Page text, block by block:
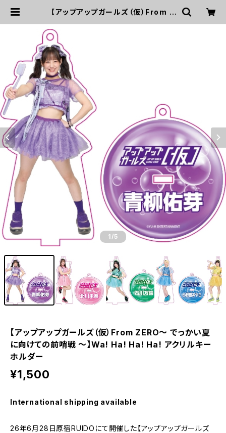
【アップアップガールズ（仮）From Z
〜】Wa! Ha! Ha! Ha! アクリルキー
ホルダー | UP UP GIRLS SHOP
1 /5
【アップアップガールズ（仮）From ZERO〜 でっかい夏
に向けての前哨戦 〜】Wa! Ha! Ha! Ha! アクリルキー
ホルダー
¥1,500
International shipping available
26年6月28日原宿RUIDOにて開催した【アップアップガールズ